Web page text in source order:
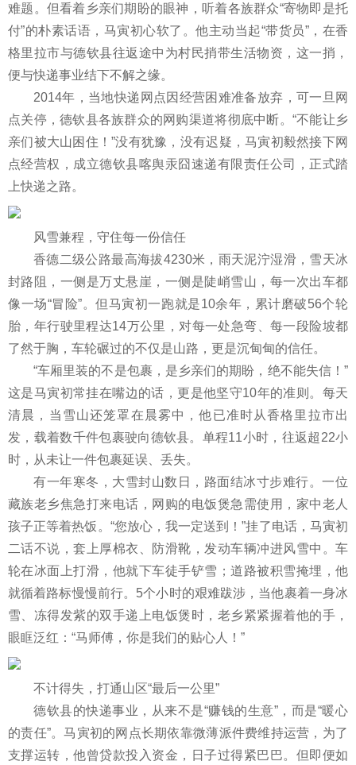
难题。但看着乡亲们期盼的眼神，听着各族群众“寄物即是托
付”的朴素话语，马寅初心软了。他主动当起“带货员”，在香
格里拉市与德钦县往返途中为村民捎带生活物资，这一捎，
便与快递事业结下不解之缘。
2014年，当地快递网点因经营困难准备放弃，可一旦网
点关停，德钦县各族群众的网购渠道将彻底中断。“不能让乡
亲们被大山困住！”没有犹豫，没有迟疑，马寅初毅然接下网
点经营权，成立德钦县喀舆汞囧速递有限责任公司，正式踏
上快递之路。
风雪兼程，守住每一份信任
香德二级公路最高海拔4230米，雨天泥泞湿滑，雪天冰
封路阻，一侧是万丈悬崖，一侧是陡峭雪山，每一次出车都
像一场“冒险”。但马寅初一跑就是10余年，累计磨破56个轮
胎，年行驶里程达14万公里，对每一处急弯、每一段险坡都
了然于胸，车轮碾过的不仅是山路，更是沉甸甸的信任。
“车厢里装的不是包裹，是乡亲们的期盼，绝不能失信！”
这是马寅初常挂在嘴边的话，更是他坚守10年的准则。每天
清晨，当雪山还笼罩在晨雾中，他已准时从香格里拉市出
发，载着数千件包裹驶向德钦县。单程11小时，往返超22小
时，从未让一件包裹延误、丢失。
有一年寒冬，大雪封山数日，路面结冰寸步难行。一位
藏族老乡焦急打来电话，网购的电饭煲急需使用，家中老人
孩子正等着热饭。“您放心，我一定送到！”挂了电话，马寅初
二话不说，套上厚棉衣、防滑靴，发动车辆冲进风雪中。车
轮在冰面上打滑，他就下车徒手铲雪；道路被积雪掩埋，他
就循着路标慢慢前行。5个小时的艰难跋涉，当他裹着一身冰
雪、冻得发紫的双手递上电饭煲时，老乡紧紧握着他的手，
眼眶泛红：“马师傅，你是我们的贴心人！”
不计得失，打通山区“最后一公里”
德钦县的快递事业，从来不是“赚钱的生意”，而是“暖心
的责任”。马寅初的网点长期依靠微薄派件费维持运营，为了
支撑运转，他曾贷款投入资金，日子过得紧巴巴。但即便如